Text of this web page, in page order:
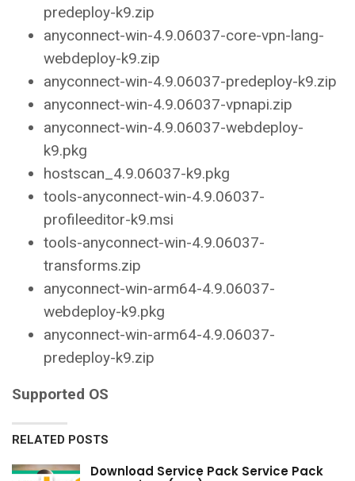
predeploy-k9.zip
anyconnect-win-4.9.06037-core-vpn-lang-
webdeploy-k9.zip
anyconnect-win-4.9.06037-predeploy-k9.zip
anyconnect-win-4.9.06037-vpnapi.zip
anyconnect-win-4.9.06037-webdeploy-
k9.pkg
hostscan_4.9.06037-k9.pkg
tools-anyconnect-win-4.9.06037-
profileeditor-k9.msi
tools-anyconnect-win-4.9.06037-
transforms.zip
anyconnect-win-arm64-4.9.06037-
webdeploy-k9.pkg
anyconnect-win-arm64-4.9.06037-
predeploy-k9.zip
Supported OS
RELATED POSTS
Download Service Pack Service Pack